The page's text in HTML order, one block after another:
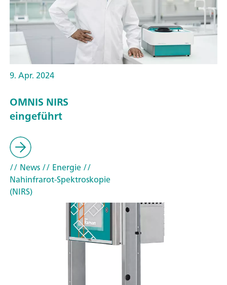
9. Apr. 2024
OMNIS NIRS
eingeführt
// News// Energie//
Nahinfrarot-Spektroskopie
(NIRS)